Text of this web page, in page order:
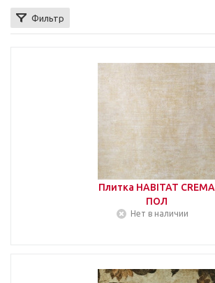
Фильтр
Плитка HABITAT CREMA
ПОЛ
Нет в наличии